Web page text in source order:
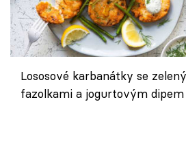
Lososové karbanátky se
fazolkami a jogurtovým dipem